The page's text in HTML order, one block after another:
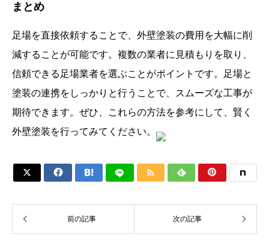
まとめ
足場を直接依頼することで、外壁塗装の費用を大幅に削
減することが可能です。複数の業者に見積もりを取り、
信頼できる足場業者を選ぶことがポイントです。足場と
塗装の連携をしっかりと行うことで、スムーズな工事が
期待できます。ぜひ、これらの方法を参考にして、賢く
外壁塗装を行ってみてください。
     
前の記事 次の記事